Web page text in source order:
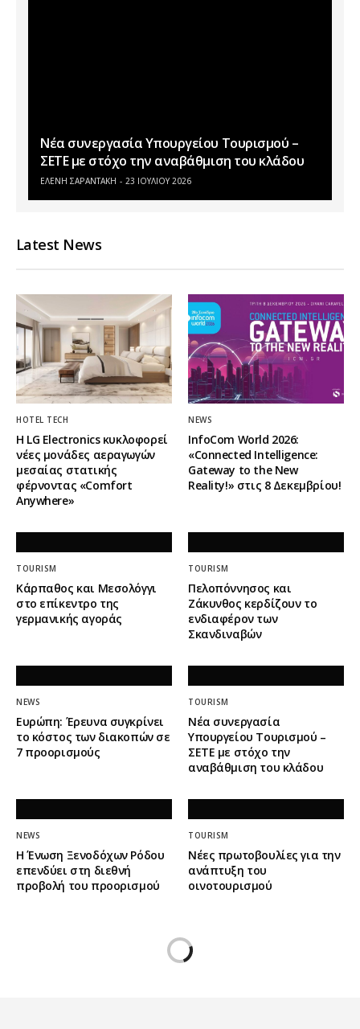
Νέα συνεργασία Υπουργείου Τουρισμού –
ΣΕΤΕ με στόχο την αναβάθμιση του κλάδου
ΕΛΕΝΗ ΣΑΡΑΝΤΑΚΗ 23 ΙΟΥΛΊΟΥ 2026
Latest News
HOTEL TECH
Η LG Electronics κυκλοφορεί
νέες μονάδες αεραγωγών
μεσαίας στατικής
φέρνοντας «Comfort
Anywhere»
NEWS
InfoCom World 2026:
«Connected Intelligence:
Gateway to the New
Reality!» στις 8 Δεκεμβρίου!
TOURISM
Κάρπαθος και Μεσολόγγι
στο επίκεντρο της
γερμανικής αγοράς
TOURISM
Πελοπόννησος και
Ζάκυνθος κερδίζουν το
ενδιαφέρον των
Σκανδιναβών
NEWS
Ευρώπη: Έρευνα συγκρίνει
το κόστος των διακοπών σε
7 προορισμούς
TOURISM
Νέα συνεργασία
Υπουργείου Τουρισμού –
ΣΕΤΕ με στόχο την
αναβάθμιση του κλάδου
NEWS
Η Ένωση Ξενοδόχων Ρόδου
επενδύει στη διεθνή
προβολή του προορισμού
TOURISM
Νέες πρωτοβουλίες για την
ανάπτυξη του
οινοτουρισμού